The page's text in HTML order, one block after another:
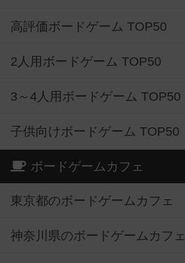
高評価ボードゲーム TOP50
2人用ボードゲーム TOP50
3～4人用ボードゲーム TOP50
子供向けボードゲーム TOP50
ボードゲームカフェ
東京都のボードゲームカフェ
神奈川県のボードゲームカフェ